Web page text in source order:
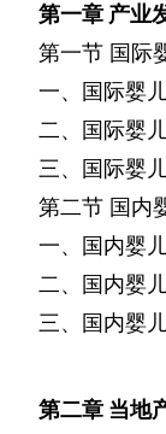
第一章 产业
第一节 国际
一、国际婴
二、国际婴
三、国际婴
第二节 国内
一、国内婴
二、国内婴
三、国内婴
第二章 当地